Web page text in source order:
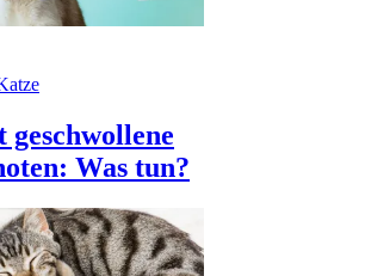
geschwollene
Was tun?